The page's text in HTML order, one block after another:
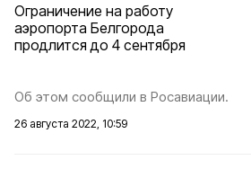
Ограничение на работу
аэропорта Белгорода
продлится до 4 сентября
Об этом сообщили в Росавиации.
26 августа 2022, 10:59